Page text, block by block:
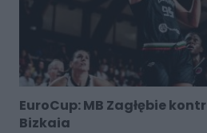
EuroCup: MB Zagłębie
Bizkaia